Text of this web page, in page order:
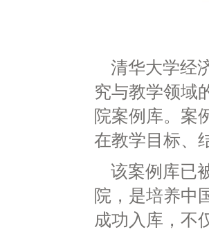
清华大学经
究与教学领域
院案例库。案
在教学目标、
该案例库已
院，是培养中
成功入库，不